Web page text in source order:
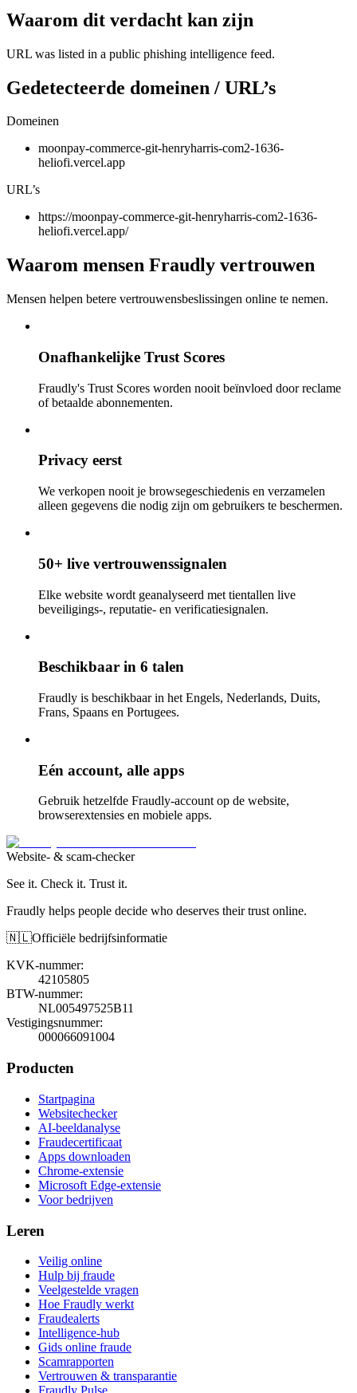
Waarom dit verdacht kan zijn
URL was listed in a public phishing intelligence feed.
Gedetecteerde domeinen / URL’s
Domeinen
moonpay-commerce-git-henryharris-com2-1636-
heliofi.vercel.app
URL’s
https://moonpay-commerce-git-henryharris-com2-1636-
heliofi.vercel.app/
Waarom mensen Fraudly vertrouwen
Mensen helpen betere vertrouwensbeslissingen online te nemen.
Onafhankelijke Trust Scores
Fraudly's Trust Scores worden nooit beïnvloed door reclame
of betaalde abonnementen.
Privacy eerst
We verkopen nooit je browsegeschiedenis en verzamelen
alleen gegevens die nodig zijn om gebruikers te beschermen.
50+ live vertrouwenssignalen
Elke website wordt geanalyseerd met tientallen live
beveiligings-, reputatie- en verificatiesignalen.
Beschikbaar in 6 talen
Fraudly is beschikbaar in het Engels, Nederlands, Duits,
Frans, Spaans en Portugees.
Eén account, alle apps
Gebruik hetzelfde Fraudly-account op de website,
browserextensies en mobiele apps.
Website- & scam-checker
See it. Check it. Trust it.
Fraudly helps people decide who deserves their trust online.
🇳🇱Officiële bedrijfsinformatie
KVK-nummer:
42105805
BTW-nummer:
NL005497525B11
Vestigingsnummer:
000066091004
Producten
Startpagina
Websitechecker
AI-beeldanalyse
Fraudecertificaat
Apps downloaden
Chrome-extensie
Microsoft Edge-extensie
Voor bedrijven
Leren
Veilig online
Hulp bij fraude
Veelgestelde vragen
Hoe Fraudly werkt
Fraudealerts
Intelligence-hub
Gids online fraude
Scamrapporten
Vertrouwen & transparantie